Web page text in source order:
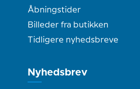
Åbningstider
Billeder fra butikken
Tidligere nyhedsbreve
Nyhedsbrev